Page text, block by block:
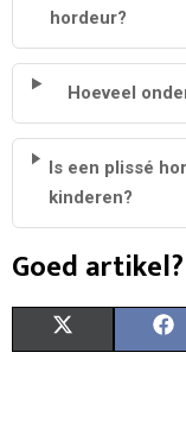
hordeur?
Hoeveel
Is een plissé
kinderen?
Goed